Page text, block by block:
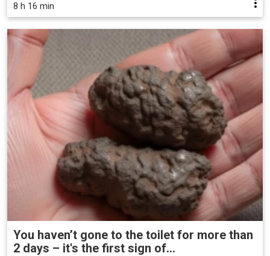
8 h 16 min
You haven’t gone to the toilet for more than
2 days – it's the first sign of...